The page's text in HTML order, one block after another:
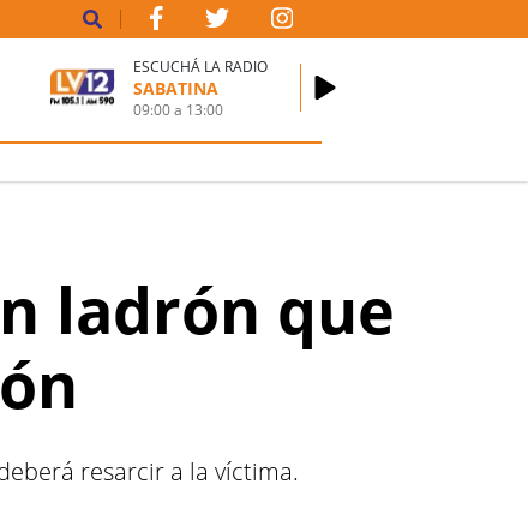
ESCUCHÁ LA RADIO
SABATINA
09:00a 13:00
ladrón que
resarcir a la víctima.